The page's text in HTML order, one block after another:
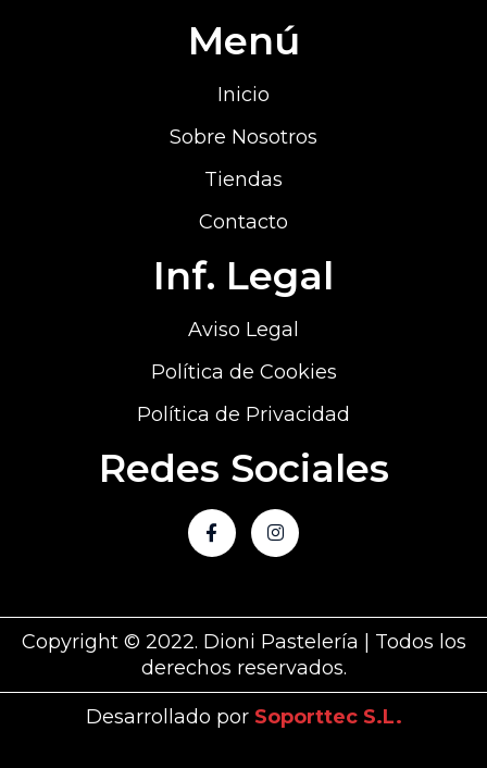
Menú
Inicio
Sobre Nosotros
Tiendas
Contacto
Inf. Legal
Aviso Legal
Política de Cookies
Política de Privacidad
Redes Sociales
Copyright © 2022. Dioni Pastelería | Todos los
derechos reservados.
Desarrollado por Soporttec S.L.